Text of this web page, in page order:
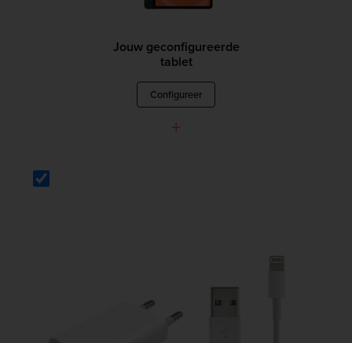
Jouw geconfigureerde
tablet
Configureer
+